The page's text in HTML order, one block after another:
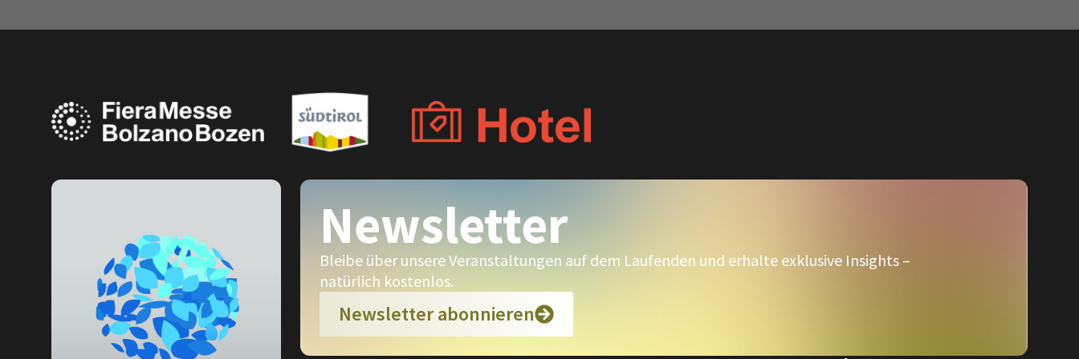
Newsletter
Bleibe über unsere Veranstaltungen auf dem Laufenden und erhalte exklusive Insights –
natürlich kostenlos.
Newsletter abonnieren